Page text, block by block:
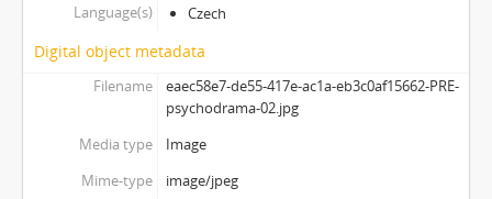
[Subseries] Kontrasty života
[Subseries] Kosmické turbulence
[Subseries] Cosmos – Křižíkova fontána
Language(s) Czech
Digital object metadata
Filename
eaec58e7-de55-417e-ac1a-eb3c0af15662-PRE-
psychodrama-02.jpg
Media type
Image
Mime-type
image/jpeg